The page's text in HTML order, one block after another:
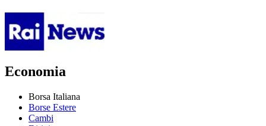
Economia
Borsa Italiana
Borse Estere
Cambi